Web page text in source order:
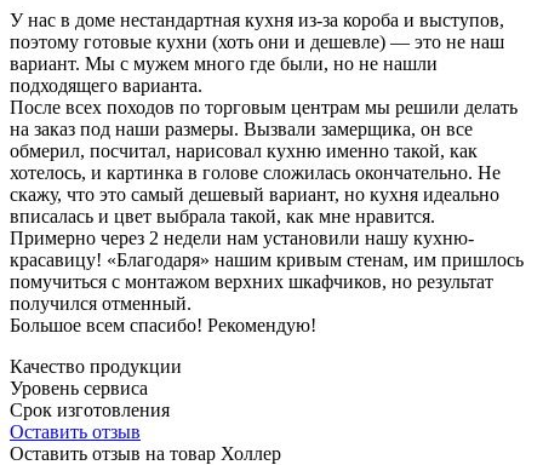
У нас в доме нестандартная кухня из-за короба и выступов,
поэтому готовые кухни (хоть они и дешевле) — это не наш
вариант. Мы с мужем много где были, но не нашли
подходящего варианта.
После всех походов по торговым центрам мы решили делать
на заказ под наши размеры. Вызвали замерщика, он все
обмерил, посчитал, нарисовал кухню именно такой, как
хотелось, и картинка в голове сложилась окончательно. Не
скажу, что это самый дешевый вариант, но кухня идеально
вписалась и цвет выбрала такой, как мне нравится.
Примерно через 2 недели нам установили нашу кухню-
красавицу! «Благодаря» нашим кривым стенам, им пришлось
помучиться с монтажом верхних шкафчиков, но результат
получился отменный.
Большое всем спасибо! Рекомендую!
Качество продукции
Уровень сервиса
Срок изготовления
Оставить отзыв
Оставить отзыв на товар Холлер